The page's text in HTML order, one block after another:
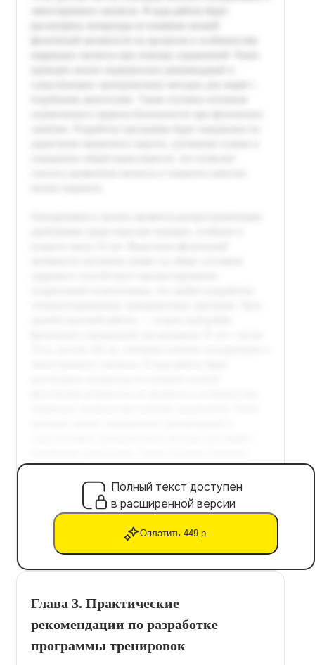
Полный текст доступен
в расширенной версии
Оплатить 449 р.
Глава 3. Практические
рекомендации по разработке
программы тренировок